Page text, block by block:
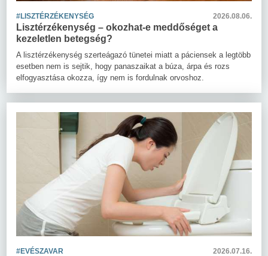
#LISZTÉRZÉKENYSÉG 2026.08.06.
Lisztérzékenység – okozhat-e meddőséget a
kezeletlen betegség?
A lisztérzékenység szerteágazó tünetei miatt a páciensek a legtöbb
esetben nem is sejtik, hogy panaszaikat a búza, árpa és rozs
elfogyasztása okozza, így nem is fordulnak orvoshoz.
#EVÉSZAVAR 2026.07.16.